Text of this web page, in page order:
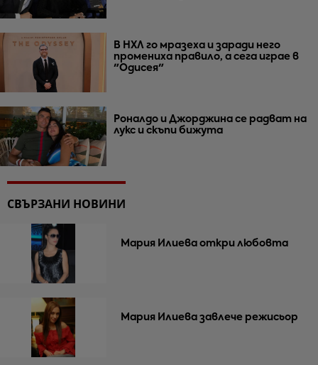
В НХЛ го мразеха и заради него
промениха правило, а сега играе в
"Одисея"
Роналдо и Джорджина се радват на
лукс и скъпи бижута
СВЪРЗАНИ НОВИНИ
Мария Илиева откри любовта
Мария Илиева завлече режисьор